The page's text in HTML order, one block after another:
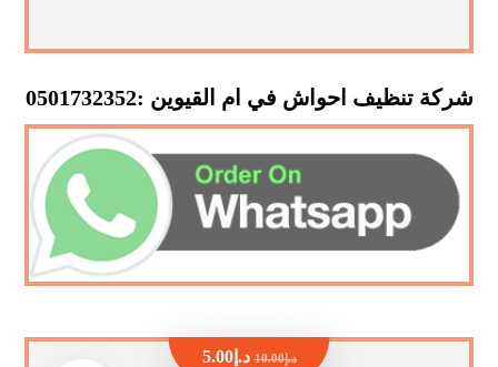
شركة تنظيف احواش في ام القيوين :0501732352
د.إ10.00 د.إ5.00